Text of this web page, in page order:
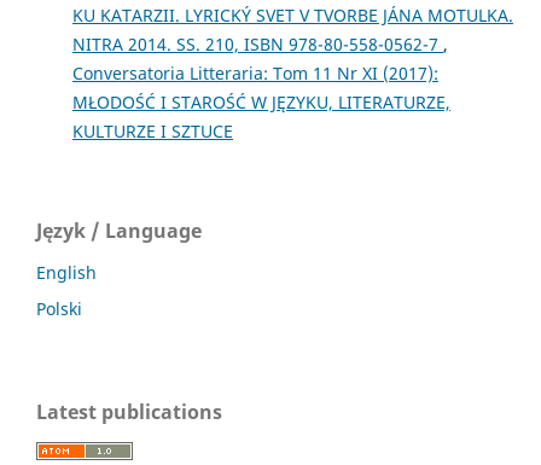
KU KATARZII. LYRICKÝ SVET V TVORBE JÁNA MOTULKA.
NITRA 2014. SS. 210, ISBN 978-80-558-0562-7 ,
Conversatoria Litteraria: Tom 11 Nr XI (2017):
MŁODOŚĆ I STAROŚĆ W JĘZYKU, LITERATURZE,
KULTURZE I SZTUCE
Język / Language
English
Polski
Latest publications